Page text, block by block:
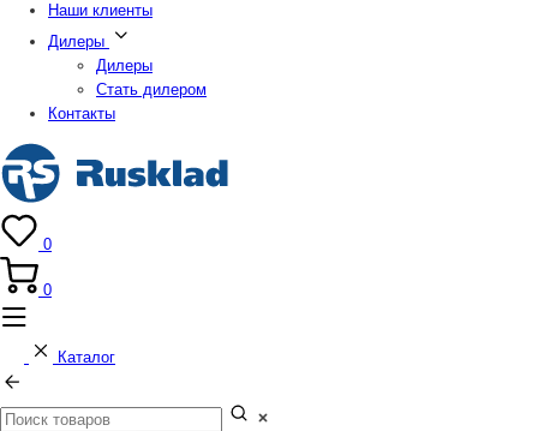
Наши клиенты
Дилеры
Дилеры
Стать дилером
Контакты
0
0
Каталог